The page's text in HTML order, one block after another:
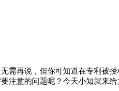
需再说，但你可知道在专利被
注意的问题呢？今天小知就来给